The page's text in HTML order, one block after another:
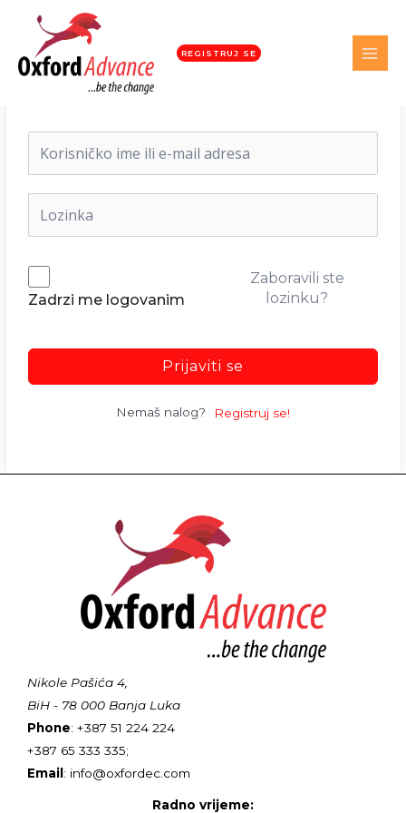
REGISTRUJ SE
Dobrodošli nazad!
Zadrzi me logovanim
Zaboravili ste
lozinku?
Prijaviti se
Nemaš nalog? Registruj se!
Nikole Pašića 4,
BiH - 78 000 Banja Luka
Phone: +387 51 224 224
+387 65 333 335;
Email: info@oxfordec.com
Radno vrijeme: